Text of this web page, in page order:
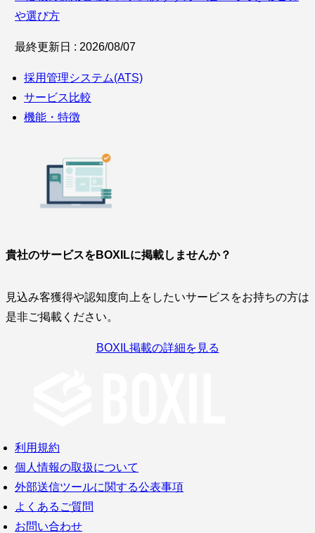
や選び方
最終更新日 : 2026/08/07
採用管理システム(ATS)
サービス比較
機能・特徴
貴社のサービスをBOXILに掲載しませんか？
見込み客獲得や認知度向上をしたいサービスをお持ちの方は
是非ご掲載ください。
BOXIL掲載の詳細を見る
利用規約
個人情報の取扱について
外部送信ツールに関する公表事項
よくあるご質問
お問い合わせ